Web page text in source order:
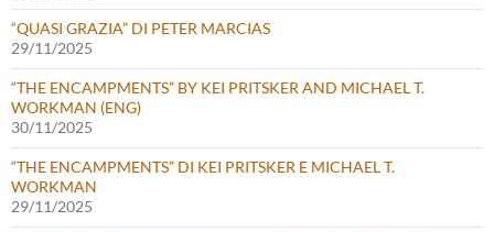
“QUASI GRAZIA” DI PETER MARCIAS
29/11/2025
“THE ENCAMPMENTS” BY KEI PRITSKER AND MICHAEL T.
WORKMAN (ENG)
30/11/2025
“THE ENCAMPMENTS” DI KEI PRITSKER E MICHAEL T.
WORKMAN
29/11/2025